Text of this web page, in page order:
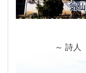
～ 詩